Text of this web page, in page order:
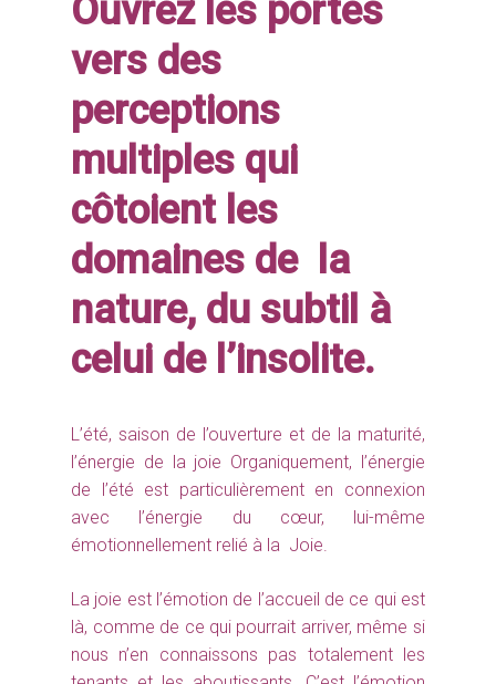
Ouvrez les portes
vers des
perceptions
multiples qui
côtoient les
domaines de
la
nature, du subtil à
celui de l’insolite.
L’été, saison de l’ouverture et de la maturité,
l’énergie de la joie Organiquement, l’énergie
de l’été est particulièrement en connexion
avec l’énergie du cœur, lui-même
émotionnellement relié à la Joie.
La joie est l’émotion de l’accueil de ce qui est
là, comme de ce qui pourrait arriver, même si
nous n’en connaissons pas totalement les